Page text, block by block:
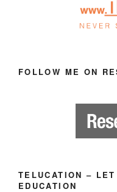
FOLLOW ME ON
TELUCATION –
EDUCATION